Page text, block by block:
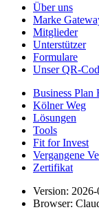
Über uns
Marke
Mitglieder
Unterstützer
Formulare
Unser QR-
Business Plan
Kölner Weg
Lösungen
Tools
Fit for Invest
Vergangene
Zertifikat
Version:
Browser: